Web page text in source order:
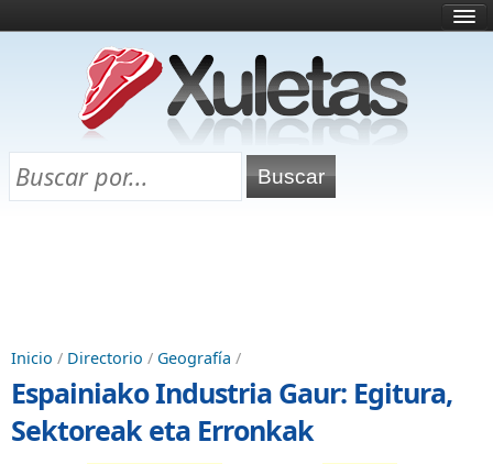
¿Qué es esto?
Directorio
Chuletas para exámenes
Inicio / Directorio / Geografía /
Espainiako Industria Gaur: Egitura,
Sektoreak eta Erronkak